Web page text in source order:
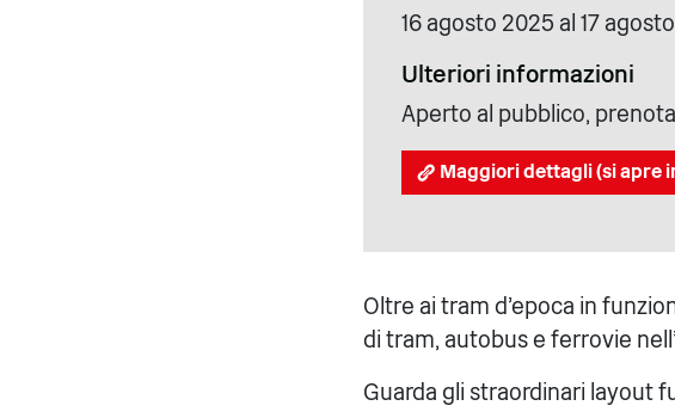
16 agosto 2025 al 17
Ulteriori informazioni
Aperto al pubblico,
Maggiori dettagli (si apre
Oltre ai tram d'epoca in
di tram, autobus e ferrovie
Guarda gli straordinari layout